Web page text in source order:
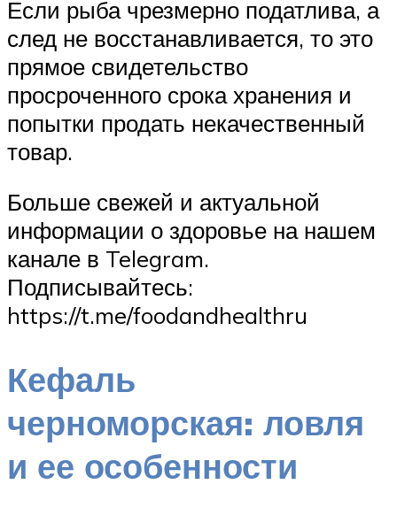
Если рыба чрезмерно податлива, а
след не восстанавливается, то это
прямое свидетельство
просроченного срока хранения и
попытки продать некачественный
товар.
Больше свежей и актуальной
информации о здоровье на нашем
канале в Telegram.
Подписывайтесь:
https://t.me/foodandhealthru
Кефаль
черноморская: ловля
и ее особенности